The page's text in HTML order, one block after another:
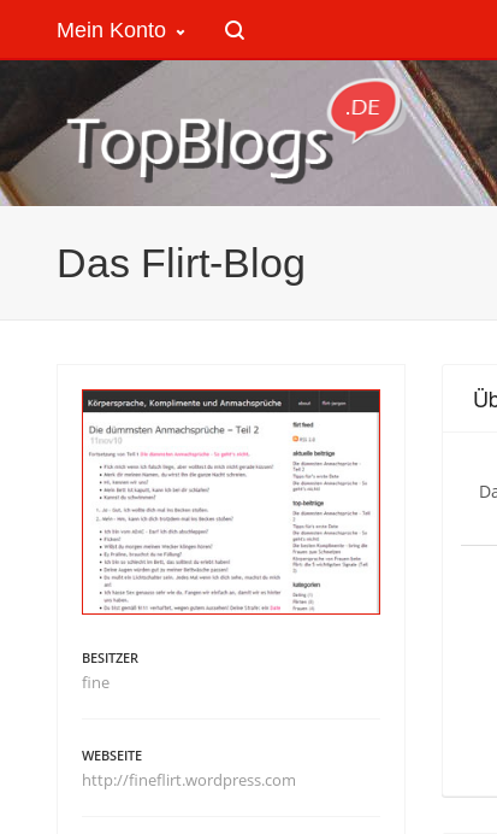
Mein Konto
Das Flirt-Blog
BESITZER
fine
WEBSEITE
http://fineflirt.wordpress.com